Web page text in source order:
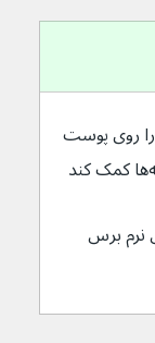
روی پوست
نرم برس